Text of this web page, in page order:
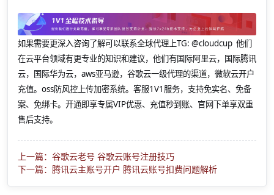
如果需要更深入咨询了解可以联系全球代理上TG: @cloudcup 他们
在云平台领域有更专业的知识和建议，他们有国际阿里云，国际腾讯
云，国际华为云，aws亚马逊，谷歌云一级代理的渠道，微软云开户
充值。oss防风控上传加密系统。客服1V1服务，支持免实名、免备
案、免绑卡。开通即享专属VIP优惠、充值秒到账、官网下单享双重
售后支持。
上一篇：谷歌云老号 谷歌云账号注册技巧
下一篇：腾讯云主账号开户 腾讯云账号扣费问题解析